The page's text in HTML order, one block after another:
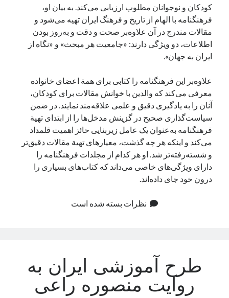
کودکان و نوجوانان مطلوب ارزیابی می‌کند. به بیان او،
فرهنگنامه با الهام از تاریخ و فرهنگ ایران تهیه می‌شود و
مقالات مندرج در آن علاوه‌بر صحت و دقت و به‌روز بودن
اطلاعات، دو ویژگی دارند: «جامعیت هر مبحث» و «نگاه از
ایران به جهان».
علاوه‌بر این فرهنگنامه را کتابی برای همة اعضای خانواده
معرفی می‌کند که والدین با خوانش مقالات برای کودکان،
آنان را به یادگیری دقیق و علمی علاقه‌مند نمایند. در ضمن
سیاست‌گذاری صحیح در گزینش مدخل‌ها را از ابتدای تهیة
فرهنگنامه به‌عنوان یک عامل زیربنایی حائز اهمیت قلمداد
می‌کند و اینکه هر چه گذشت، معیارهای تهیة مقالات دقیق‌تر
و شسته‌رفته‌تر شد. او هر کدام از مجلدات فرهنگنامه را
دارای ویژگی‌های خاصی می‌داند که کتاب‌های بسیاری را
درون خود جای داده‌اند.
نظرات بسته شده است
طرح آموزشی ایران به
روایت منصوره راعی